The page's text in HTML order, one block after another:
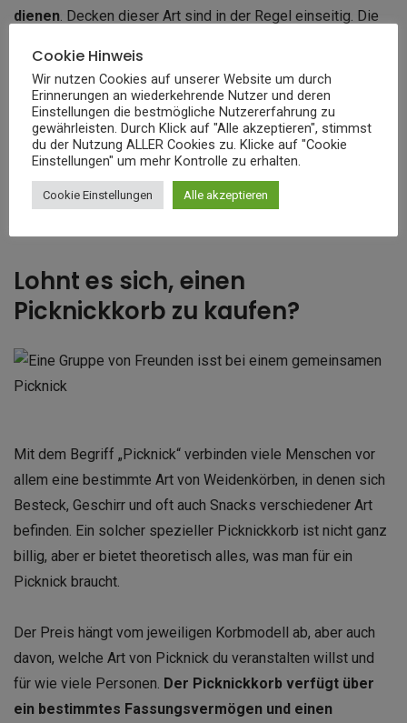
dienen . Decken dieser Art sind in der Regel einseitig. Die
linken Seite ist die Oberfläche hingegen glatt, leicht rutschig
und widerstandsfähig gegen Feuchtigkeit und
versehentliches Herausziehen.
Zu den Picknicktextilien gehören auch Servietten. So
bleiben deine Hände sauber und du kannst sogar Teller
Lohnt es sich, einen
Picknickkorb zu kaufen?
Mit dem Begriff „Picknick“ verbinden viele Menschen vor
allem eine bestimmte Art von Weidenkörben, in denen sich
Besteck, Geschirr und oft auch Snacks verschiedener Art
befinden. Ein solcher spezieller Picknickkorb ist nicht ganz
billig, aber er bietet theoretisch alles, was man für ein
Picknick braucht.
Der Preis hängt vom jeweiligen Korbmodell ab, aber auch
davon, welche Art von Picknick du veranstalten willst und
für wie viele Personen. Der Picknickkorb verfügt über
ein bestimmtes Fassungsvermögen und einen
Cookie Hinweis
Wir nutzen Cookies auf unserer Website um durch
Erinnerungen an wiederkehrende Nutzer und deren
Einstellungen die bestmögliche Nutzererfahrung zu
gewährleisten. Durch Klick auf "Alle akzeptieren", stimmst
du der Nutzung ALLER Cookies zu. Klicke auf "Cookie
Einstellungen" um mehr Kontrolle zu erhalten.
Cookie Einstellungen Alle akzeptieren